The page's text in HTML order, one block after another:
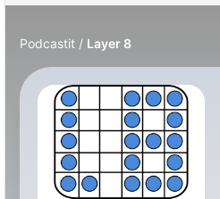
Podcastit Layer 8